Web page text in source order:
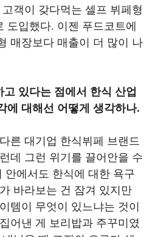
객이 갖다먹는 셀프 뷔페형
도입했다. 이젠 푸드코트에
매장보다 매출이 더 많이 나
있다는 점에서 한식 산업
에 대해선 어떻게 생각하나.
다른 대기업 한식뷔페 브랜드
데 그런 위기를 끌어안을 수
안에서도 한식에 대한 욕구
바라보는 건 잠겨 있지만
템이 무엇이 있느냐는 것이
어낸 게 보리밥과 주꾸미였